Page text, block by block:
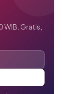
WIB. Gratis,